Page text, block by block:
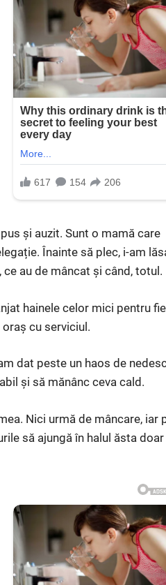
și auzit. Sunt o mamă care
Înainte să plec, i-am
au de mâncat și când, totul.
hainele celor mici pentru
cu serviciul.
dat peste un haos de
și să mănânc ceva cald.
Nici urmă de mâncare, iar
să ajungă în halul ăsta doar